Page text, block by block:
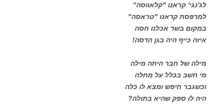
לג'נגי' קראנו "קלאווסה"
למרפסת קראנו "טראסה"
במקום בשר אכלנו חסה
איזה כייף היה בגן הדסה!
מילה של חבר היתה מילה
מי חשב בכלל על מחלה
וכשגבר חיפש ומצא לו כלה
היה לו ספק שהיא בתולה?